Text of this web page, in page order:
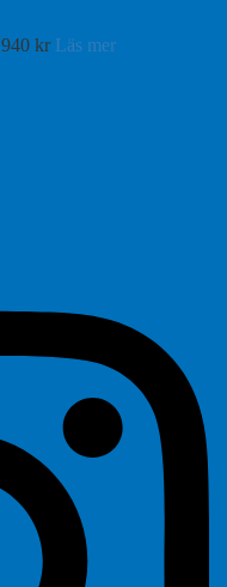
940 kr Läs mer